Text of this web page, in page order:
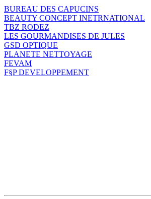
BUREAU DES CAPUCINS
BEAUTY CONCEPT INETRNATIONAL
TBZ RODEZ
LES GOURMANDISES DE JULES
GSD OPTIQUE
PLANETE NETTOYAGE
FEVAM
F§P DEVELOPPEMENT